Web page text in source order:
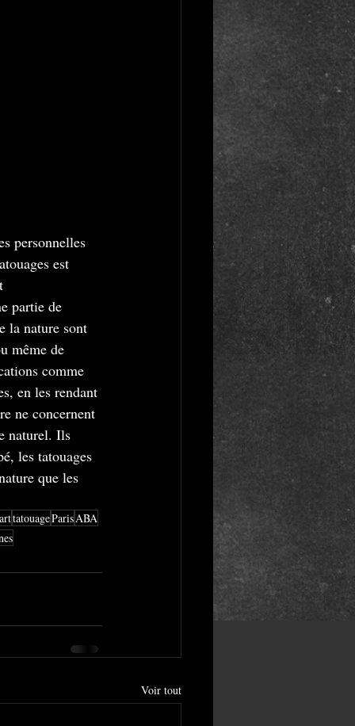
personnelles
est
partie de
la nature sont
même de
comme
en les rendant
ne concernent
naturel. Ils
les tatouages
que les
arttatouageParisABA
Voir tout